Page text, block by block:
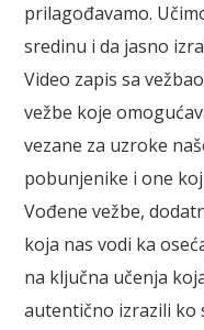
prilagođavamo.
sredinu i da jasno
Video zapis sa
vežbe koje
vezane za uzroke
pobunjenike i one
Vođene vežbe,
koja nas vodi ka
na ključna učenja
autentično izrazili ko